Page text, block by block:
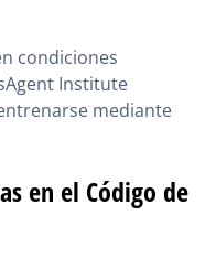
condiciones
Institute
mediante
en el Código de